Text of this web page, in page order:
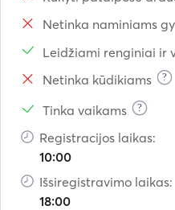
*Prices include exclusive
port.
*Fuel, moorings in other
Netinka naminiams
Leidžiami renginiai ir
Netinka kūdikiams
?
Tinka vaikams ?
Registracijos laikas:
10:00
Išsiregistravimo laikas:
18:00